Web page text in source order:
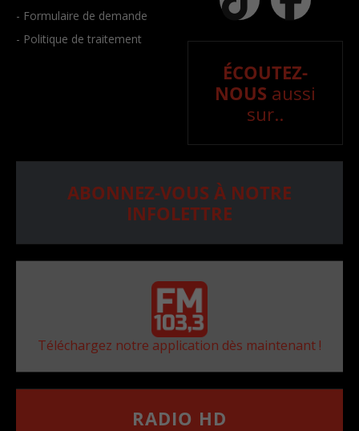
- Formulaire de demande
- Politique de traitement
ÉCOUTEZ-
NOUS aussi
sur..
ABONNEZ-VOUS À NOTRE
INFOLETTRE
Téléchargez notre application dès maintenant !
RADIO HD